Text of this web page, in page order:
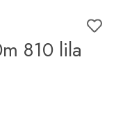
810 lila